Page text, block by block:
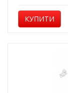
КУПИТИ